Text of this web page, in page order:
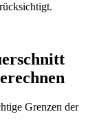
Grenzen der